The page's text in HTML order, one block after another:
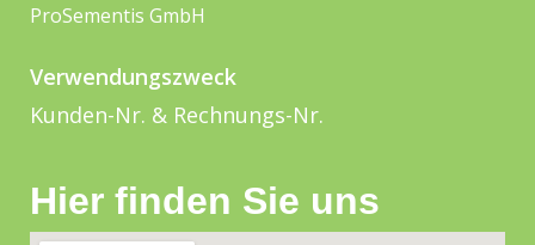
ProSementis GmbH
Verwendungszweck
Kunden-Nr. & Rechnungs-Nr.
Hier finden Sie uns